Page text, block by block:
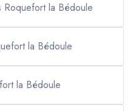
la Bédoule
la Bédoule
la Bédoule